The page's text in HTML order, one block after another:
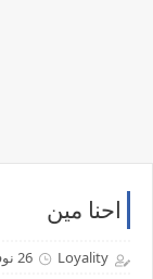
احنا مين
Loyality 26 نوفمبر 2022